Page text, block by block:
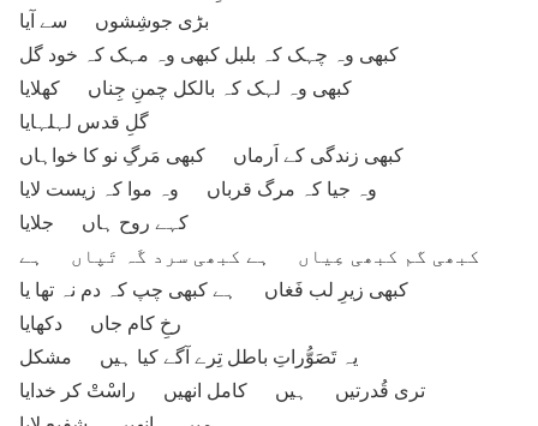
بڑی جوشِشوں سے آیا
کبھی وہ چہک کہ بلبل کبھی وہ مہک کہ خود گل
کبھی وہ لہک کہ بالکل چمنِ جِناں کھلایا
گلِ قدس لہلہایا
وہ جیا کہ مرگ قرباں وہ موا کہ زیست لایا
کہے روح ہاں جلایا
کبھی گم کبھی عِیاں ہے کبھی سرد گَہ تَپاں ہے
کبھی زیرِ لب فَغاں ہے کبھی چپ کہ دم نہ تھا یا
رخِ کام جاں دکھایا
یہ تَصَوُّراتِ باطل تِرے آگے کیا ہیں مشکل
تری قُدرتیں ہیں کامل انھیں راسْتْ کر خدایا